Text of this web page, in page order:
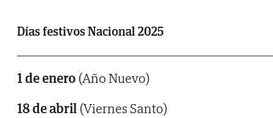
Días festivos Nacional 2025
1 de enero (Año Nuevo)
18 de abril (Viernes Santo)